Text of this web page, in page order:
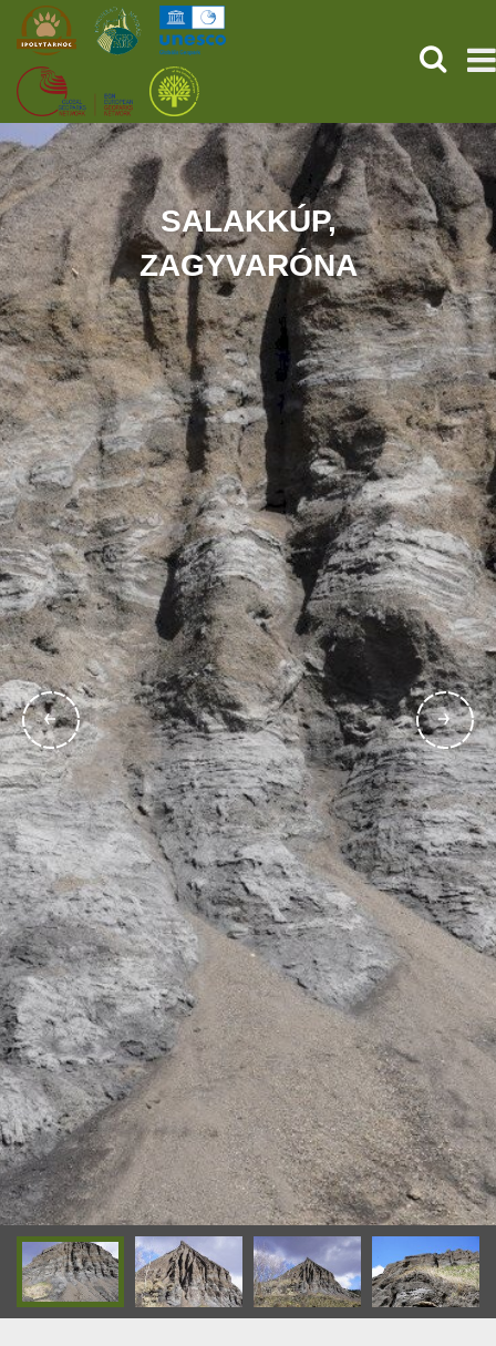
KEZDŐOLDAL
ŐSVILÁGI POMPEJI
SZOLGÁLTATÁSOK
PROGRAMOK
HÍREK
RÓLUNK
ONLINE JEGYVÁSÁRLÁS
SALAKKÚP,
ZAGYVARÓNA